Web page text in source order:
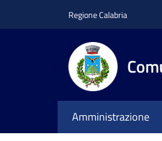
Regione Calabria
Amministrazione